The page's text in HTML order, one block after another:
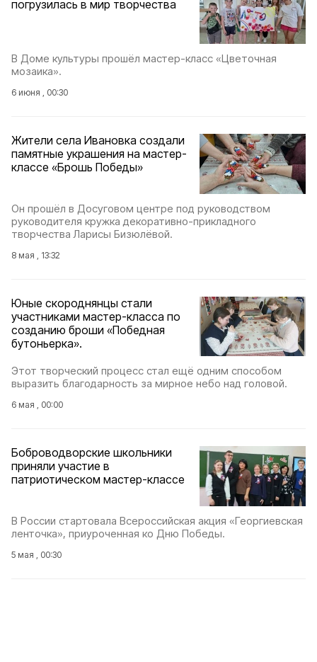
погрузилась в мир творчества
В Доме культуры прошёл мастер-класс «Цветочная
мозаика».
6 июня , 00:30
Жители села Ивановка создали
памятные украшения на мастер-
классе «Брошь Победы»
Он прошёл в Досуговом центре под руководством
руководителя кружка декоративно-прикладного
творчества Ларисы Бизюлёвой.
8 мая , 13:32
Юные скороднянцы стали
участниками мастер-класса по
созданию броши «Победная
бутоньерка».
Этот творческий процесс стал ещё одним способом
выразить благодарность за мирное небо над головой.
6 мая , 00:00
Боброводворские школьники
приняли участие в
патриотическом мастер-классе
В России стартовала Всероссийская акция «Георгиевская
ленточка», приуроченная ко Дню Победы.
5 мая , 00:30